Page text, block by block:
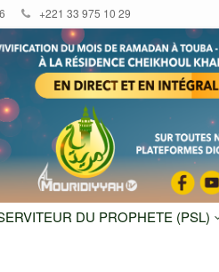
+221 33 975 10 29
DU PROPHETE (PSL)